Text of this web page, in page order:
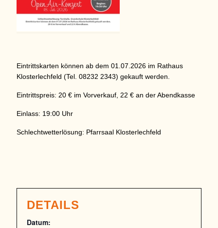
Eintrittskarten können ab dem 01.07.2026 im Rathaus
Klosterlechfeld (Tel. 08232 2343) gekauft werden.
Eintrittspreis: 20 € im Vorverkauf, 22 € an der Abendkasse
Einlass: 19:00 Uhr
Schlechtwetterlösung: Pfarrsaal Klosterlechfeld
DETAILS
Datum: